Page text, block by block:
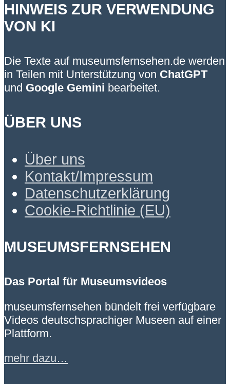
HINWEIS ZUR VERWENDUNG
VON KI
Die Texte auf museumsfernsehen.de werden
in Teilen mit Unterstützung von ChatGPT
und Google Gemini bearbeitet.
ÜBER UNS
Über uns
Kontakt/Impressum
Datenschutzerklärung
Cookie-Richtlinie (EU)
MUSEUMSFERNSEHEN
Das Portal für Museumsvideos
museumsfernsehen bündelt frei verfügbare
Videos deutschsprachiger Museen auf einer
Plattform.
mehr dazu…